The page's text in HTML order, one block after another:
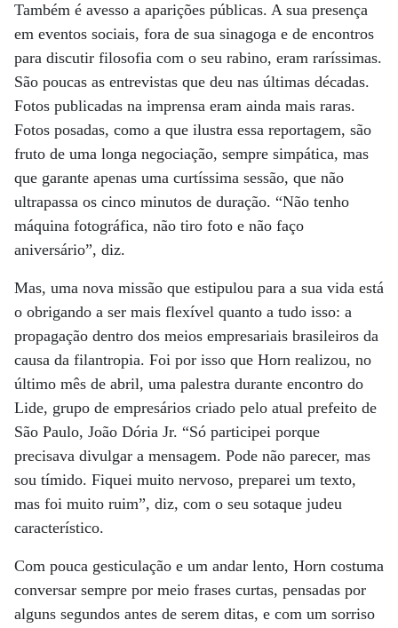
Também é avesso a aparições públicas. A sua presença
em eventos sociais, fora de sua sinagoga e de encontros
para discutir filosofia com o seu rabino, eram raríssimas.
São poucas as entrevistas que deu nas últimas décadas.
Fotos publicadas na imprensa eram ainda mais raras.
Fotos posadas, como a que ilustra essa reportagem, são
fruto de uma longa negociação, sempre simpática, mas
que garante apenas uma curtíssima sessão, que não
ultrapassa os cinco minutos de duração. “Não tenho
máquina fotográfica, não tiro foto e não faço
aniversário”, diz.
Mas, uma nova missão que estipulou para a sua vida está
o obrigando a ser mais flexível quanto a tudo isso: a
propagação dentro dos meios empresariais brasileiros da
causa da filantropia. Foi por isso que Horn realizou, no
último mês de abril, uma palestra durante encontro do
Lide, grupo de empresários criado pelo atual prefeito de
São Paulo, João Dória Jr. “Só participei porque
precisava divulgar a mensagem. Pode não parecer, mas
sou tímido. Fiquei muito nervoso, preparei um texto,
mas foi muito ruim”, diz, com o seu sotaque judeu
característico.
Com pouca gesticulação e um andar lento, Horn costuma
conversar sempre por meio frases curtas, pensadas por
alguns segundos antes de serem ditas, e com um sorriso